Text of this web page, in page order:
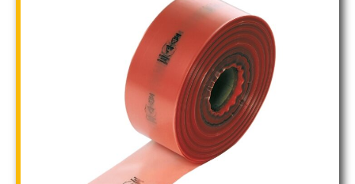
Konieczne
Te pliki cookie
nie są
opcjonalne. Są
one potrzebne
do
funkcjonowania